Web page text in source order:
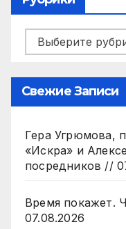
Рубрики
Свежие Записи
Гера Угрюмова,
«Искра» и
посредников //
Время покажет.
07.08.2026